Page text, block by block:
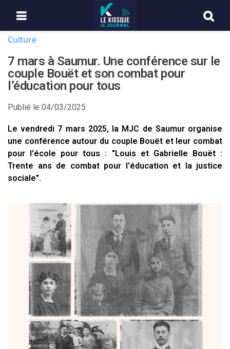
Culture
7 mars à Saumur. Une conférence sur le
couple Bouët et son combat pour
l’éducation pour tous
Publié le 04/03/2025
Le vendredi 7 mars 2025, la MJC de Saumur organise
une conférence autour du couple Bouët et leur combat
pour l'école pour tous : "Louis et Gabrielle Bouët :
Trente ans de combat pour l'éducation et la justice
sociale".